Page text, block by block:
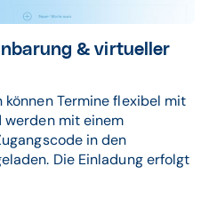
& virtueller
Termine flexibel mit
werden mit einem
in den
Die Einladung erfolgt